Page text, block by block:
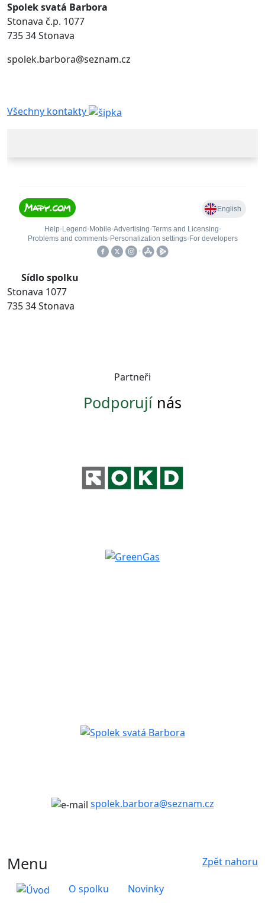
Spolek svatá Barbora
Stonava č.p. 1077
735 34 Stonava
spolek.barbora@seznam.cz
Všechny kontakty
Sídlo spolku
Stonava 1077
735 34 Stonava
Partneři
Podporují nás
spolek.barbora@seznam.cz
Menu
O spolku Novinky
Zpět nahoru